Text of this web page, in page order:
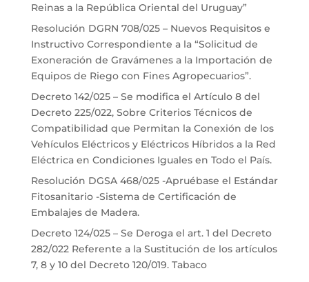
Reinas a la República Oriental del Uruguay”
Resolución DGRN 708/025 – Nuevos Requisitos e
Instructivo Correspondiente a la “Solicitud de
Exoneración de Gravámenes a la Importación de
Equipos de Riego con Fines Agropecuarios”.
Decreto 142/025 – Se modifica el Artículo 8 del
Decreto 225/022, Sobre Criterios Técnicos de
Compatibilidad que Permitan la Conexión de los
Vehículos Eléctricos y Eléctricos Híbridos a la Red
Eléctrica en Condiciones Iguales en Todo el País.
Resolución DGSA 468/025 -Apruébase el Estándar
Fitosanitario -Sistema de Certificación de
Embalajes de Madera.
Decreto 124/025 – Se Deroga el art. 1 del Decreto
282/022 Referente a la Sustitución de los artículos
7, 8 y 10 del Decreto 120/019. Tabaco